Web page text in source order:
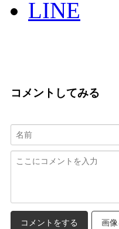
LINE
コメントしてみる
画